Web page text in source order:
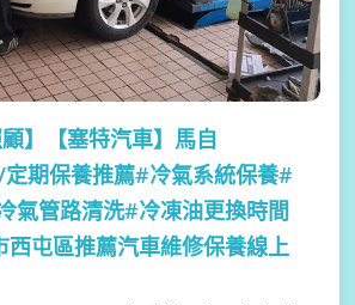
】
【塞特汽車】馬自
期保養推薦#冷氣系統保養#
氣管路清洗#冷凍油更換時間
屯區推薦汽車維修保養線上